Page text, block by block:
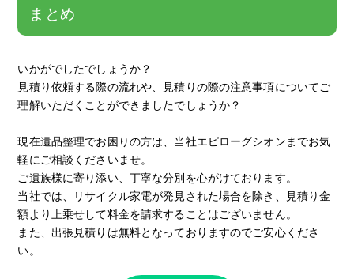
まとめ
いかがでしたでしょうか？
見積り依頼する際の流れや、見積りの際の注意事項についてご
理解いただくことができましたでしょうか？
現在遺品整理でお困りの方は、当社エピローグシオンまでお気
軽にご相談くださいませ。
ご遺族様に寄り添い、丁寧な分別を心がけております。
当社では、リサイクル家電が発見された場合を除き、見積り金
額より上乗せして料金を請求することはございません。
また、出張見積りは無料となっておりますのでご安心くださ
い。